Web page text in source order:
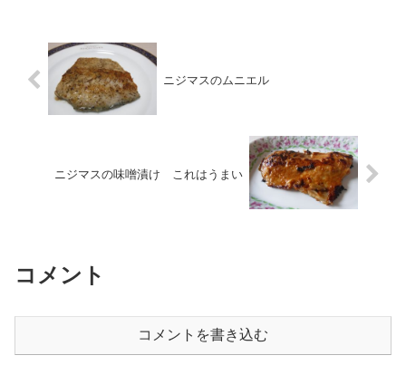
ニジマスのムニエル
ニジマスの味噌漬け これはうまい
コメント
コメントを書き込む